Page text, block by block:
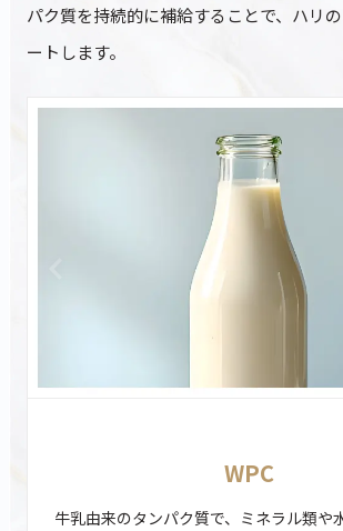
パク質を持続的に補給することで、ハリ
ートします。
WPC
牛乳由来のタンパク質で、ミネラル類や